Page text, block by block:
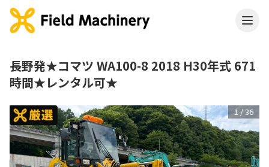
長野発★コマツ WA100-8 2018 H30年式 671
時間★レンタル可★
1 /36